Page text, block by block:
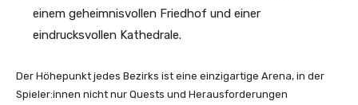
einem geheimnisvollen Friedhof und einer
eindrucksvollen Kathedrale.
Der Höhepunkt jedes Bezirks ist eine einzigartige Arena, in der
Spieler:innen nicht nur Quests und Herausforderungen